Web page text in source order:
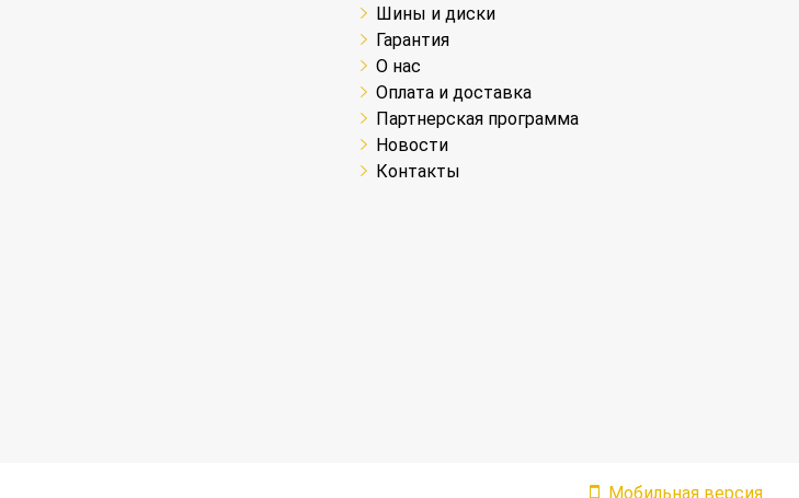
Шины и диски
Гарантия
О нас
Оплата и доставка
Партнерская программа
Новости
Контакты
Мобильная версия